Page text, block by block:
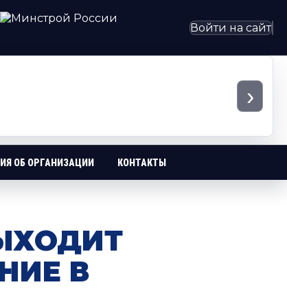
Войти на сайт
›
ОБ ОРГАНИЗАЦИИ КОНТАКТЫ
В